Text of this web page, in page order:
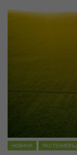
НОВИНИ